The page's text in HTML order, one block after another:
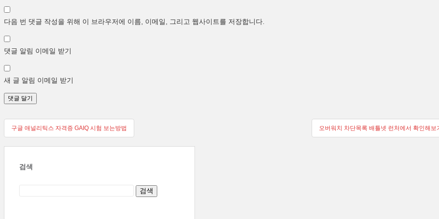
다음 번 댓글 작성을 위해 이 브라우저에 이름, 이메일, 그리고 웹사이트를 저장합니다.
댓글 알림 이메일 받기
새 글 알림 이메일 받기
글
탐
구글 애널리틱스 자격증 GAIQ 시험 보는방법 오버워치 차단목록 배틀넷 런처에서 확인해보
검색